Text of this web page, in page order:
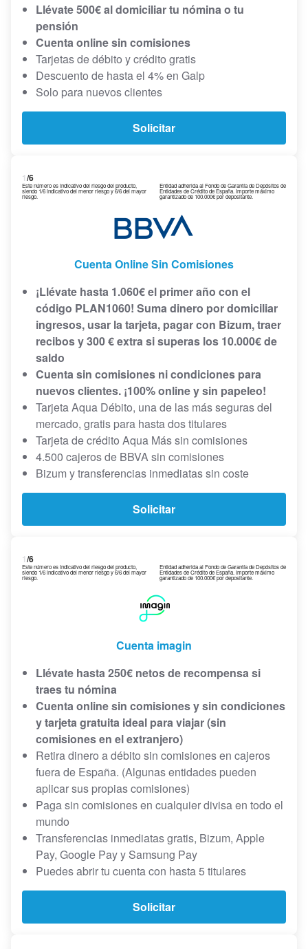
Llévate 500€ al domiciliar tu nómina o tu
pensión
Cuenta online sin comisiones
Tarjetas de débito y crédito gratis
Descuento de hasta el 4% en Galp
Solo para nuevos clientes
Solicitar
1/6
Este número es indicativo del riesgo del producto,
siendo 1/6 indicativo del menor riesgo y 6/6 del mayor
riesgo.
Entidad adherida al Fondo de Garantía de Depósitos de
Entidades de Crédito de España. Importe máximo
garantizado de 100.000€ por depositante.
Cuenta Online Sin Comisiones
¡Llévate hasta 1.060€ el primer año con el
código PLAN1060! Suma dinero por domiciliar
ingresos, usar la tarjeta, pagar con Bizum, traer
recibos y 300 € extra si superas los 10.000€ de
saldo
Cuenta sin comisiones ni condiciones para
nuevos clientes. ¡100% online y sin papeleo!
Tarjeta Aqua Débito, una de las más seguras del
mercado, gratis para hasta dos titulares
Tarjeta de crédito Aqua Más sin comisiones
4.500 cajeros de BBVA sin comisiones
Bizum y transferencias inmediatas sin coste
Solicitar
1/6
Este número es indicativo del riesgo del producto,
siendo 1/6 indicativo del menor riesgo y 6/6 del mayor
riesgo.
Entidad adherida al Fondo de Garantía de Depósitos de
Entidades de Crédito de España. Importe máximo
garantizado de 100.000€ por depositante.
Cuenta imagin
Llévate hasta 250€ netos de recompensa si
traes tu nómina
Cuenta online sin comisiones y sin condiciones
y tarjeta gratuita ideal para viajar (sin
comisiones en el extranjero)
Retira dinero a débito sin comisiones en cajeros
fuera de España. (Algunas entidades pueden
aplicar sus propias comisiones)
Paga sin comisiones en cualquier divisa en todo el
mundo
Transferencias inmediatas gratis, Bizum, Apple
Pay, Google Pay y Samsung Pay
Puedes abrir tu cuenta con hasta 5 titulares
Solicitar